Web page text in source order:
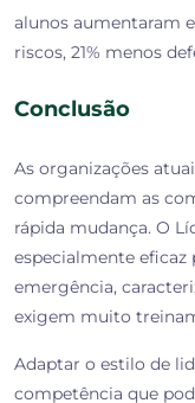
alunos aumentaram
riscos, 21% menos
Conclusão
As organizações
compreendam as
rápida mudança. O
especialmente eficaz
emergência,
exigem muito
Adaptar o estilo de
competência que